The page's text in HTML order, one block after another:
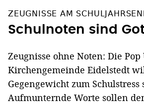
ZEUGNISSE AM
Schulnoten sind
Zeugnisse ohne Noten: Die
Kirchengemeinde Eidelstedt
Gegengewicht zum Schulstress
Aufmunternde Worte sollen